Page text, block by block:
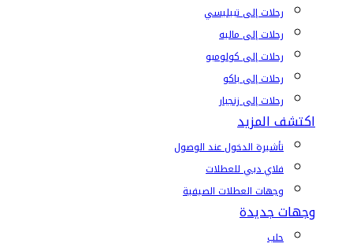
رحلات إلى تبيليسي
رحلات إلى ماليه
رحلات إلى كولومبو
رحلات إلى باكو
رحلات إلى زنجبار
اكتشف المزيد
تأشيرة الدخول عند الوصول
فلاي دبي للعطلات
وجهات العطلات الصيفية
وجهات جديدة
حلب